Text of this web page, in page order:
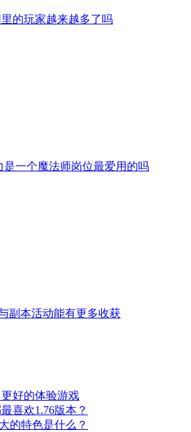
的玩家越来越多了吗
是一个魔法师岗位最爱用的吗
副本活动能有更多收获
好的体验游戏
喜欢1.76版本？
的特色是什么？